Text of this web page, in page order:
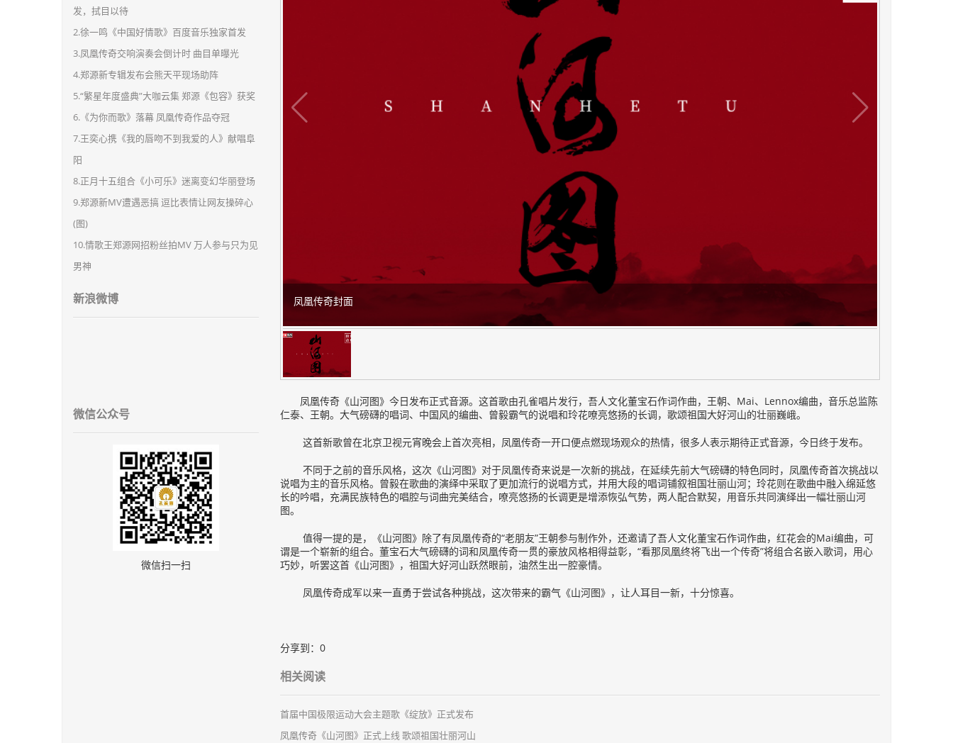
发，拭目以待
2.徐一鸣《中国好情歌》百度音乐独家首发
3.凤凰传奇交响演奏会倒计时 曲目单曝光
4.郑源新专辑发布会熊天平现场助阵
5.“繁星年度盛典”大咖云集 郑源《包容》获奖
6.《为你而歌》落幕 凤凰传奇作品夺冠
7.王奕心携《我的唇吻不到我爱的人》献唱阜
阳
8.正月十五组合《小可乐》迷离变幻华丽登场
9.郑源新MV遭遇恶搞 逗比表情让网友操碎心
(图)
10.情歌王郑源网招粉丝拍MV 万人参与只为见
男神
新浪微博
微信公众号
微信扫一扫
凤凰传奇封面
凤凰传奇《山河图》今日发布正式音源。这首歌由孔雀唱片发行，吾人文化董宝石作词作曲，王朝、Mai、Lennox编曲，音乐总监陈
仁泰、王朝。大气磅礴的唱词、中国风的编曲、曾毅霸气的说唱和玲花嘹亮悠扬的长调，歌颂祖国大好河山的壮丽巍峨。
这首新歌曾在北京卫视元宵晚会上首次亮相，凤凰传奇一开口便点燃现场观众的热情，很多人表示期待正式音源，今日终于发布。
不同于之前的音乐风格，这次《山河图》对于凤凰传奇来说是一次新的挑战，在延续先前大气磅礴的特色同时，凤凰传奇首次挑战以
说唱为主的音乐风格。曾毅在歌曲的演绎中采取了更加流行的说唱方式，并用大段的唱词铺叙祖国壮丽山河；玲花则在歌曲中融入绵延悠
长的吟唱，充满民族特色的唱腔与词曲完美结合，嘹亮悠扬的长调更是增添恢弘气势，两人配合默契，用音乐共同演绎出一幅壮丽山河
图。
值得一提的是，《山河图》除了有凤凰传奇的“老朋友”王朝参与制作外，还邀请了吾人文化董宝石作词作曲，红花会的Mai编曲，可
谓是一个崭新的组合。董宝石大气磅礴的词和凤凰传奇一贯的豪放风格相得益彰，“看那凤凰终将飞出一个传奇”将组合名嵌入歌词，用心
巧妙，听罢这首《山河图》，祖国大好河山跃然眼前，油然生出一腔豪情。
凤凰传奇成军以来一直勇于尝试各种挑战，这次带来的霸气《山河图》，让人耳目一新，十分惊喜。
分享到： 0
相关阅读
首届中国极限运动大会主题歌《绽放》正式发布
凤凰传奇《山河图》正式上线 歌颂祖国壮丽河山